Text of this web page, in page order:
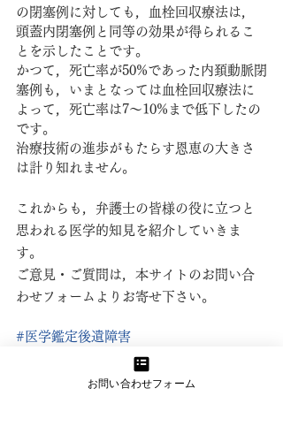
の閉塞例に対しても，血栓回収療法は，
頭蓋内閉塞例と同等の効果が得られるこ
とを示したことです。
かつて，死亡率が50%であった内頚動脈閉
塞例も，いまとなっては血栓回収療法に
よって，死亡率は7～10%まで低下したの
です。
治療技術の進歩がもたらす恩恵の大きさ
は計り知れません。
これからも，弁護士の皆様の役に立つと
思われる医学的知見を紹介していきま
す。
ご意見・ご質問は，本サイトのお問い合
わせフォームよりお寄せ下さい。
#医学鑑定後遺障害
#医学鑑定交通事故
お問い合わせフォーム